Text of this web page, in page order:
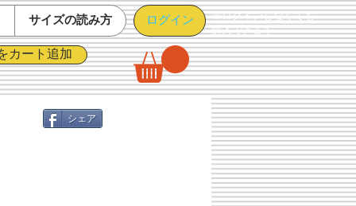
サイズの読み方
カート追加
ログイン
※ログインしなくても
購入できます
シェア